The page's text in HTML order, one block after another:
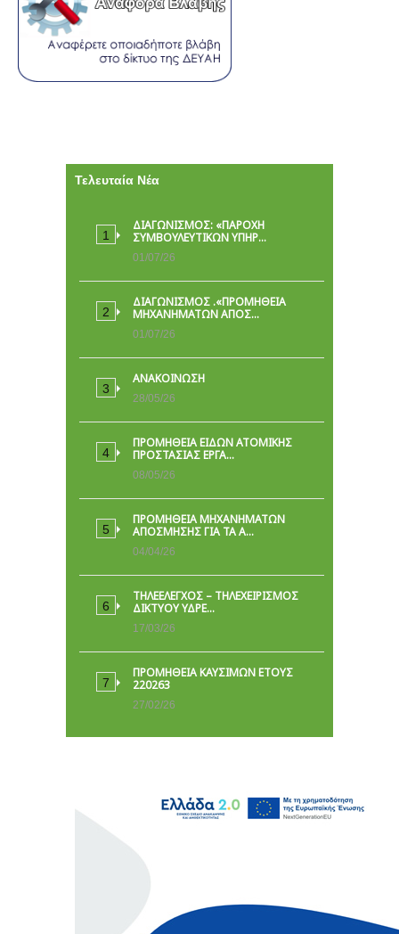
Τελευταία Νέα
ΔΙΑΓΩΝΙΣΜΟΣ: «ΠΑΡΟΧΉ
ΣΥΜΒΟΥΛΕΥΤΙΚΏΝ ΥΠΗΡ…
01/07/26
ΔΙΑΓΩΝΙΣΜΟΣ .«ΠΡΟΜΗΘΕΙΑ
ΜΗΧΑΝΗΜΑΤΩΝ ΑΠΟΣ…
01/07/26
ΑΝΑΚΟΙΝΩΣΗ
28/05/26
ΠΡΟΜΉΘΕΙΑ ΕΙΔΏΝ ΑΤΟΜΙΚΉΣ
ΠΡΟΣΤΑΣΊΑΣ ΕΡΓΑ…
08/05/26
ΠΡΟΜΗΘΕΙΑ ΜΗΧΑΝΗΜΑΤΩΝ
ΑΠΟΣΜΗΣΗΣ ΓΙΑ ΤΑ Α…
04/04/26
ΤΗΛΕΕΛΕΓΧΟΣ – ΤΗΛΕΧΕΙΡΙΣΜΟΣ
ΔΙΚΤΥΟΥ ΥΔΡΕ…
17/03/26
ΠΡΟΜΗΘΕΙΑ ΚΑΥΣΙΜΩΝ ΕΤΟΥΣ
220263
27/02/26